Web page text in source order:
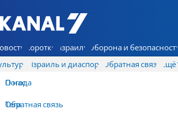
7 КАНАЛ - Аруц Шева
Коротко Израиль Оборона и безопасность
Израиль и диаспора Обратная связь
О нас
Обратная связь
Ещё
Погода
Теги